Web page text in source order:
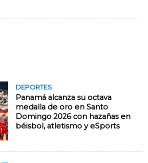
DEPORTES
Panamá alcanza su octava
medalla de oro en Santo
Domingo 2026 con hazañas en
béisbol, atletismo y eSports